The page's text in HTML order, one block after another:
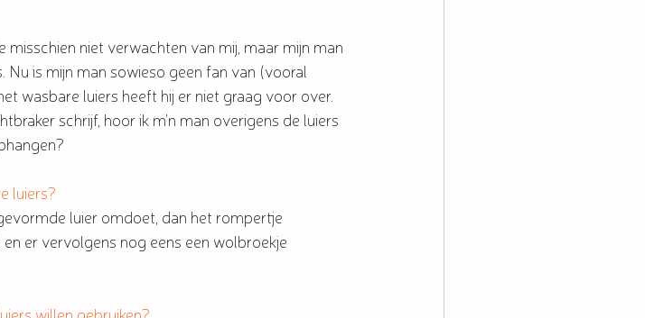
misschien niet verwachten van mij, maar mijn man
is mijn man sowieso geen fan van (vooral
wasbare luiers heeft hij er niet graag voor over.
schrijf, hoor ik m'n man overigens de luiers
luiers?
luier omdoet, dan het rompertje
er vervolgens nog eens een wolbroekje
willen gebruiken?